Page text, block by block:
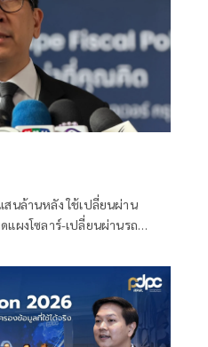
สนล้านหลัง ใช้เปลี่ยนผ่าน
ผงโซลาร์-เปลี่ยนผ่านรถ
ส ส่วนไทยช่วยไทยพลัส เฟส 2
ฯ เผยจะพยายาม